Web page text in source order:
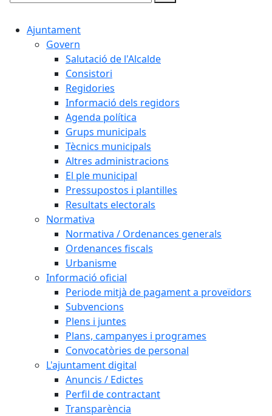
Cercar:
Ajuntament
Govern
Salutació de l'Alcalde
Consistori
Regidories
Informació dels regidors
Agenda política
Grups municipals
Tècnics municipals
Altres administracions
El ple municipal
Pressupostos i plantilles
Resultats electorals
Normativa
Normativa / Ordenances generals
Ordenances fiscals
Urbanisme
Informació oficial
Periode mitjà de pagament a proveïdors
Subvencions
Plens i juntes
Plans, campanyes i programes
Convocatòries de personal
L'ajuntament digital
Anuncis / Edictes
Perfil de contractant
Transparència